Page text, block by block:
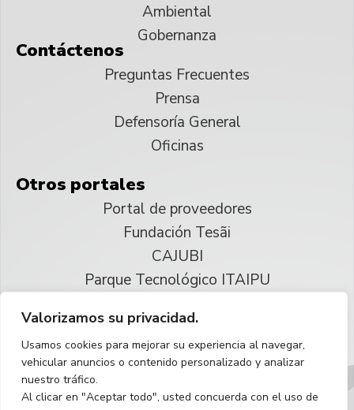
Valorizamos su privacidad.
Usamos cookies para mejorar su experiencia al navegar,
vehicular anuncios o contenido personalizado y analizar
nuestro tráfico.
Al clicar en "Aceptar todo", usted concuerda con el uso de
Ambiental
Gobernanza
Contáctenos
Preguntas Frecuentes
Prensa
Defensoría General
Oficinas
Otros portales
Portal de proveedores
Fundación Tesãi
CAJUBI
Parque Tecnológico ITAIPU
Reservados todos los derechos
Español